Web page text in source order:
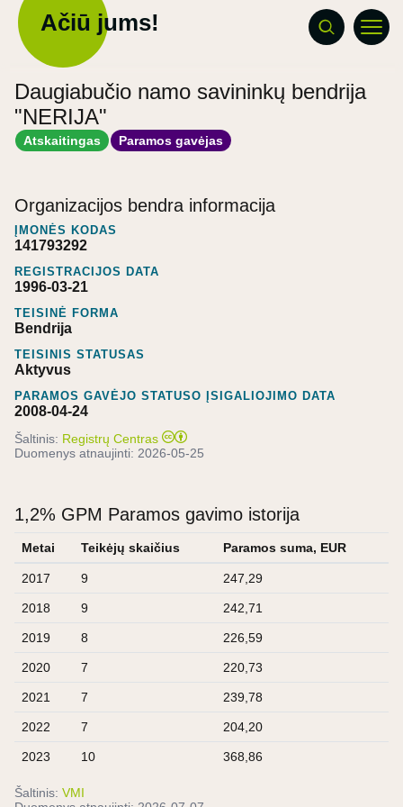
Ačiū jums!
Daugiabučio namo savininkų bendrija
"NERIJA"
Atskaitingas Paramos gavėjas
Organizacijos bendra informacija
ĮMONĖS KODAS
141793292
REGISTRACIJOS DATA
1996-03-21
TEISINĖ FORMA
Bendrija
TEISINIS STATUSAS
Aktyvus
PARAMOS GAVĖJO STATUSO ĮSIGALIOJIMO DATA
2008-04-24
Šaltinis: Registrų Centras
Duomenys atnaujinti: 2026-05-25
1,2% GPM Paramos gavimo istorija
Metai Teikėjų skaičius Paramos suma, EUR
2017 9 247,29
2018 9 242,71
2019 8 226,59
2020 7 220,73
2021 7 239,78
2022 7 204,20
2023 10 368,86
Šaltinis: VMI